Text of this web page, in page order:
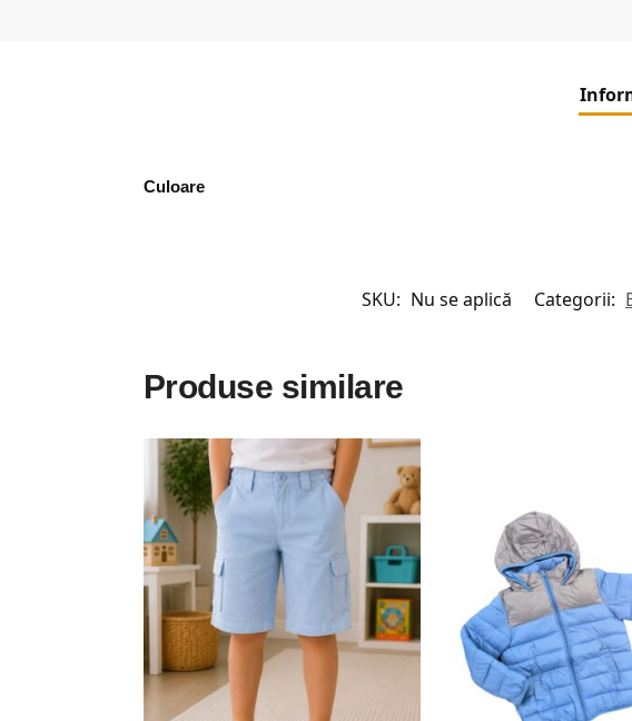
Culoare
SKU: Nu se aplică Categorii:
Produse similare